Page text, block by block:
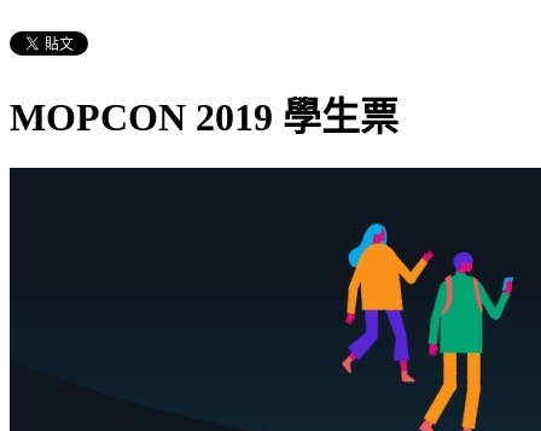
MOPCON 2019 學生票